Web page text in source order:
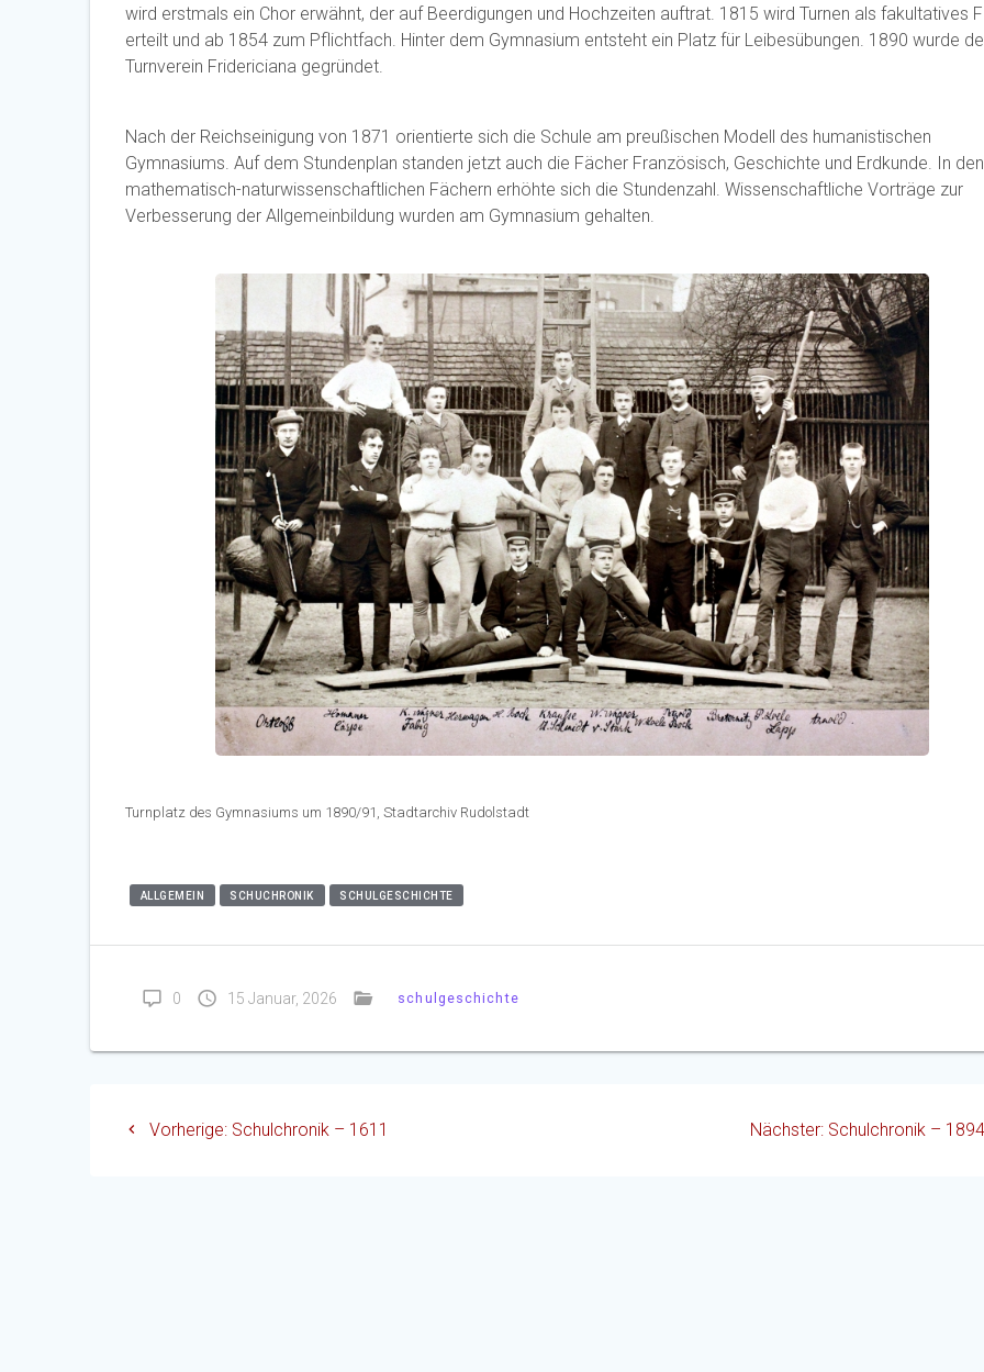
wird erstmals ein Chor erwähnt, der auf Beerdigungen und Hochzeiten auftrat. 1815 wird Turnen als fakultatives
erteilt und ab 1854 zum Pflichtfach. Hinter dem Gymnasium entsteht ein Platz für Leibesübungen. 1890 wurde
Turnverein Fridericiana gegründet.
Nach der Reichseinigung von 1871 orientierte sich die Schule am preußischen Modell des humanistischen
Gymnasiums. Auf dem Stundenplan standen jetzt auch die Fächer Französisch, Geschichte und Erdkunde. In den
mathematisch-naturwissenschaftlichen Fächern erhöhte sich die Stundenzahl. Wissenschaftliche Vorträge zur
Verbesserung der Allgemeinbildung wurden am Gymnasium gehalten.
Turnplatz des Gymnasiums um 1890/91, Stadtarchiv Rudolstadt
ALLGEMEIN SCHUCHRONIK SCHULGESCHICHTE
0 15 Januar, 2026 schulgeschichte
Beitragsnavigation
Vorherige: Vorheriger
Schulchronik – 1611 Nächster: Nächster
Schulchronik –